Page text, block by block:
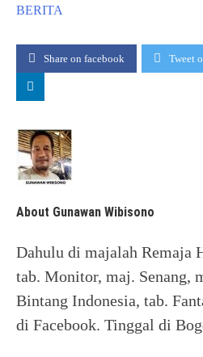
BERITA
Share on facebook Tweet
About Gunawan Wibisono
Dahulu di majalah Remaja
tab. Monitor, maj. Senang,
Bintang Indonesia, tab.
di Facebook. Tinggal di